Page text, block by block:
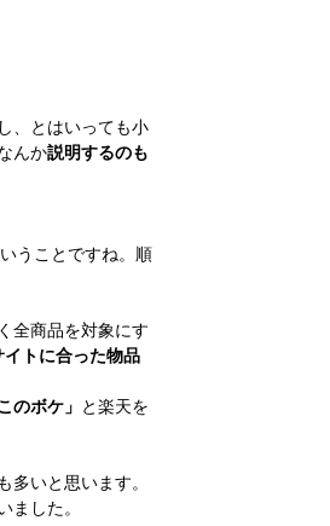
、とはいっても小
んか説明するのも
うことですね。順
全商品を対象にす
イトに合った物品
のボケ」
と楽天を
いと思います。
ました。